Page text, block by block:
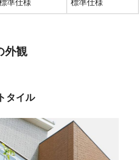
準仕様 標準仕様
外観
タイル